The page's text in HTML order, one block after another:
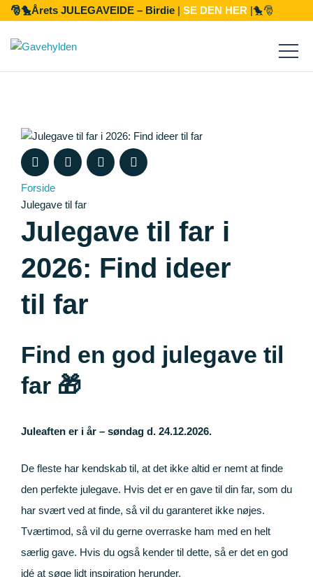
Mor
Ham
Anledninger
dag
dag
Fødselsdag
årig
årig
årig
årig
årig
årig
årig
årig
årig
Gavetyper
gaver
til ham
til hende
gaver
Jul 2024
ham
hende
far
🎅🐤Årets JULEGAVEIDE – Birdie | SE DEN HER |🐤🎅
Forside
Julegave til far
Julegave til far i
2026: Find ideer
til far
Find en god julegave til
far 🎁
Juleaften er i år – søndag d. 24.12.2026.
De fleste har kendskab til, at det ikke altid er nemt at finde
den perfekte julegave. Hvis det er en gave til din far, som du
har svært ved at finde, så vil du garanteret ikke nøjes.
Tværtimod, så vil du gerne overraske ham med en helt
særlig gave. Hvis du også kender til dette, så er det en god
idé at søge lidt inspiration herunder.